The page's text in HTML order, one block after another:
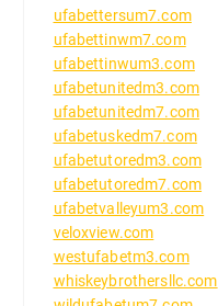
ufabettersum7.com
ufabettinwm7.com
ufabettinwum3.com
ufabetunitedm3.com
ufabetunitedm7.com
ufabetuskedm7.com
ufabetutoredm3.com
ufabetutoredm7.com
ufabetvalleyum3.com
veloxview.com
westufabetm3.com
whiskeybrothersllc.com